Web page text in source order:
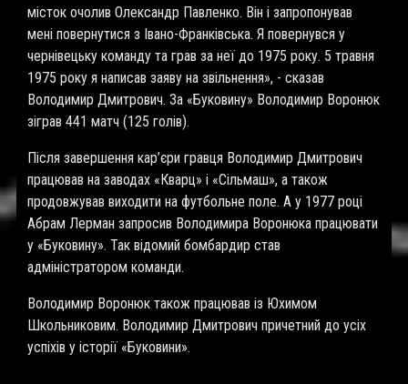
місток очолив Олександр Павленко. Він і запропонував
мені повернутися з Івано-Франківська. Я повернувся у
чернівецьку команду та грав за неї до 1975 року. 5 травня
1975 року я написав заяву на звільнення», - сказав
Володимир Дмитрович. За «Буковину» Володимир Воронюк
зіграв 441 матч (125 голів).
Після завершення кар’єри гравця Володимир Дмитрович
працював на заводах «Кварц» і «Сільмаш», а також
продовжував виходити на футбольне поле. А у 1977 році
Абрам Лерман запросив Володимира Воронюка працювати
у «Буковину». Так відомий бомбардир став
адміністратором команди.
Володимир Воронюк також працював із Юхимом
Школьниковим. Володимир Дмитрович причетний до усіх
успіхів у історії «Буковини».